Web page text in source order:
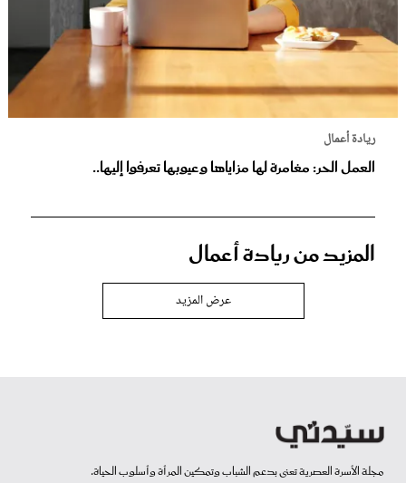
ريادة أعمال
العمل الحر: مغامرة لها مزاياها وعيوبها تعرفوا إليها..
المزيد من ريادة أعمال
عرض المزيد
مجلة الأسرة العصرية تعنى بدعم الشباب وتمكين المرأة وأسلوب الحياة.